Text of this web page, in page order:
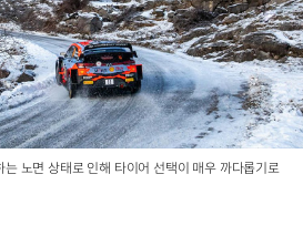
노면 상태로 인해 타이어 선택이 매우 까다롭기로